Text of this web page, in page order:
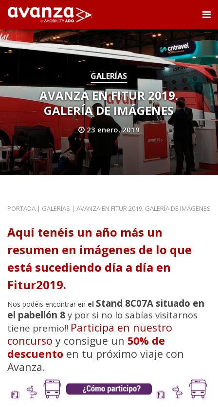
GALERÍAS
AVANZA EN FITUR 2019.
GALERÍA DE IMÁGENES
23 enero, 2019
PORTADA | GALERÍAS | AVANZA EN FITUR 2019. GALERÍA DE IMÁGENES
Aquí tenéis un año más un
resumen en imágenes de lo que
está sucediendo día a día en
Fitur2019.
Nos podéis encontrar en el Stand 8C07A situado en
el pabellón 8 y por si no lo sabías visitarnos
tiene premio!! Participa en nuestro
concurso y consigue un 50% de
descuento en tu próximo viaje con
Avanza.